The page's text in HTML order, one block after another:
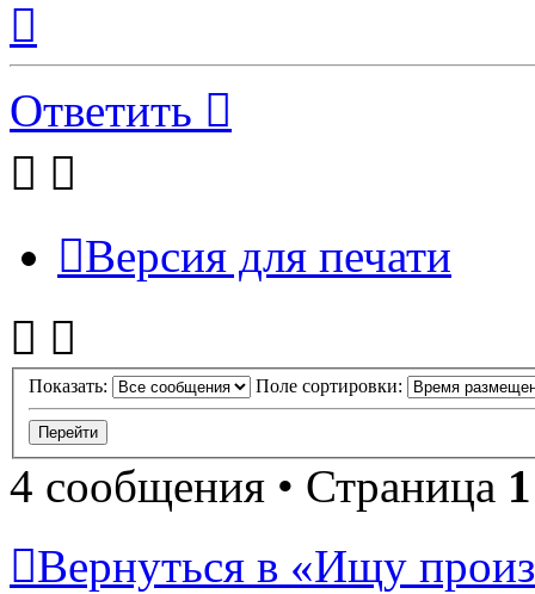
началу
Ответить
Версия для печати
Показать: Поле сортировки:
4 сообщения • Страница 1
Вернуться в «Ищу